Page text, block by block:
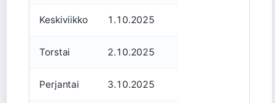
Keskiviikko 1.10.2025
Torstai 2.10.2025
Perjantai 3.10.2025